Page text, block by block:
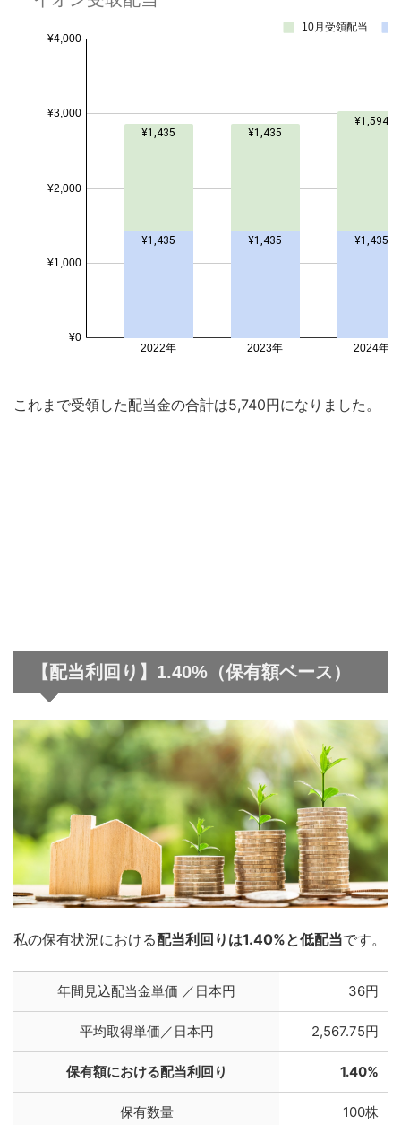
これまで受領した配当金の合計は5,740円になりました。
【配当利回り】1.40%（保有額ベース）
私の保有状況における配当利回りは1.40%と低配当です。
年間見込配当金単価 ／日本円 36円
平均取得単価／日本円 2,567.75円
保有額における配当利回り 1.40%
保有数量 100株